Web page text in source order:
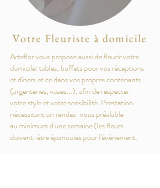
Votre Fleuriste à domicile
Arteflor vous propose aussi de fleurir votre
domicile: tables, buffets pour vos réceptions
et dîners et ce dans vos propres contenants
(argenteries, vases...), afin de respecter
votre style et votre sensibilité. Prestation
nécessitant un rendez-vous préalable
au minimum d'une semaine (les fleurs
doivent-être épanouies pour l'évènement.